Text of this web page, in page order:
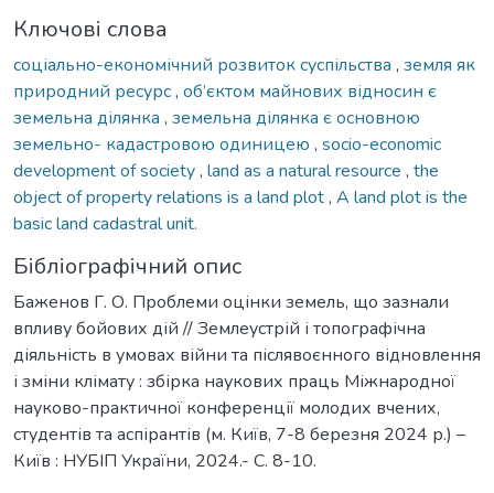
Ключові слова
соціально-економічний розвиток суспільства , земля як
природний ресурс, об’єктом майнових відносин є
земельна ділянка , земельна ділянка є основною
земельно- кадастровою одиницею , socio-economic
development of society, land as a natural resource , the
object of property relations is a land plot, A land plot is the
basic land cadastral unit.
Бібліографічний опис
Баженов Г. О. Проблеми оцінки земель, що зазнали
впливу бойових дій // Землеустрій і топографічна
діяльність в умовах війни та післявоєнного відновлення
і зміни клімату : збірка наукових праць Міжнародної
науково-практичної конференції молодих вчених,
студентів та аспірантів (м. Київ, 7-8 березня 2024 р.) –
Київ : НУБІП України, 2024.- С. 8-10.